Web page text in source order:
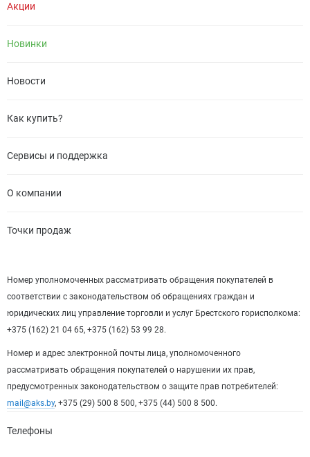
Акции
Новинки
Новости
Как купить?
Сервисы и поддержка
О компании
Точки продаж
Номер уполномоченных рассматривать обращения покупателей в
соответствии с законодательством об обращениях граждан и
юридических лиц управление торговли и услуг Брестского горисполкома:
+375 (162) 21 04 65, +375 (162) 53 99 28.
Номер и адрес электронной почты лица, уполномоченного
рассматривать обращения покупателей о нарушении их прав,
предусмотренных законодательством о защите прав потребителей:
mail@aks.by, +375 (29) 500 8 500, +375 (44) 500 8 500.
Телефоны